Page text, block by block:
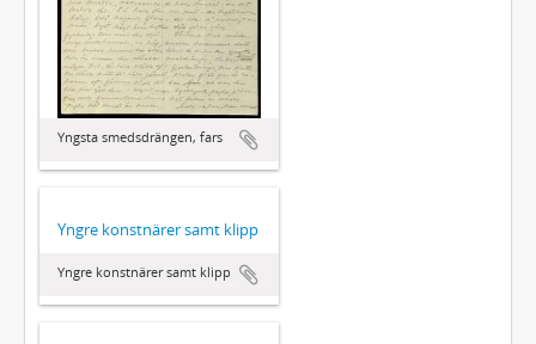
Yngsta smedsdrängen, fars
Yngre konstnärer samt klipp
Yngre konstnärer samt klipp